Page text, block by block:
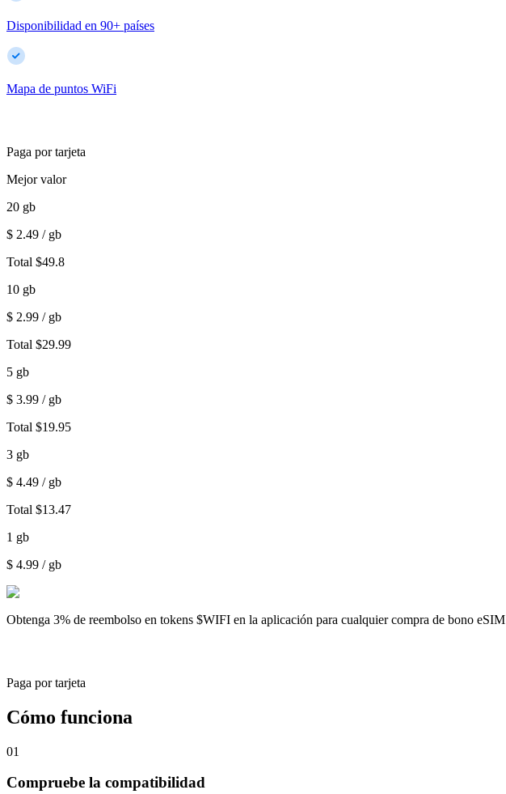
Disponibilidad en 90+ países
Mapa de puntos WiFi
Paga por tarjeta
Mejor valor
20 gb
$ 2.49 / gb
Total $49.8
10 gb
$ 2.99 / gb
Total $29.99
5 gb
$ 3.99 / gb
Total $19.95
3 gb
$ 4.49 / gb
Total $13.47
1 gb
$ 4.99 / gb
Obtenga 3% de reembolso en tokens $WIFI en la aplicación para cualquier compra de bono eSIM
Paga por tarjeta
Cómo funciona
01
Compruebe la compatibilidad